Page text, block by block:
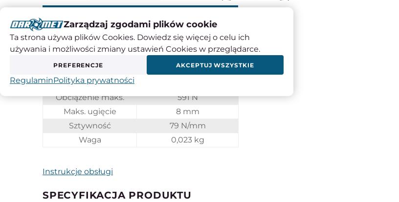
Oznaczenie
DVA.5-25-30-M6-55
D
25 mm
30 mm
d
M 6
l
Obciążenie maks.
591 N
Maks. ugięcie
8 mm
Sztywność
79 N/mm
Waga
0,023 kg
Instrukcje obsługi
SPECYFIKACJA PRODUKTU
Zarządzaj zgodami plików cookie
Ta strona używa plików Cookies. Dowiedz się więcej o celu ich
używania i możliwości zmiany ustawień Cookies w przeglądarce.
PREFERENCJE AKCEPTUJ WSZYSTKIE
RegulaminPolityka prywatności